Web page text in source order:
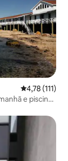
4,78 de uma
4,78 (111)
e piscina